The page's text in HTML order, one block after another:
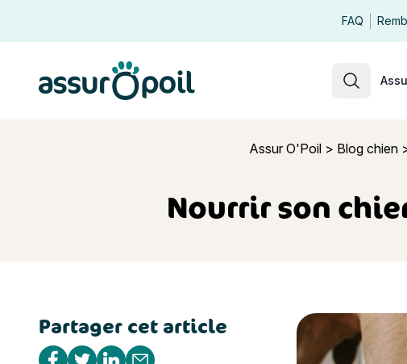
FAQ
Assur O'Poil> Blog chien
Nourrir son
Nourrir son chien
Partager cet article
Partager sur Facebook
Partager sur Twitter
Partager sur Linkedin
Partager par e-mail